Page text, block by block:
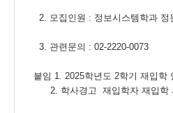
2. 모집인원 : 정보시스템학과 정
3. 관련문의 : 02-2220-0073
붙임 1. 2025학년도 2학기 재입학
2. 학사경고 재입학자 재입학